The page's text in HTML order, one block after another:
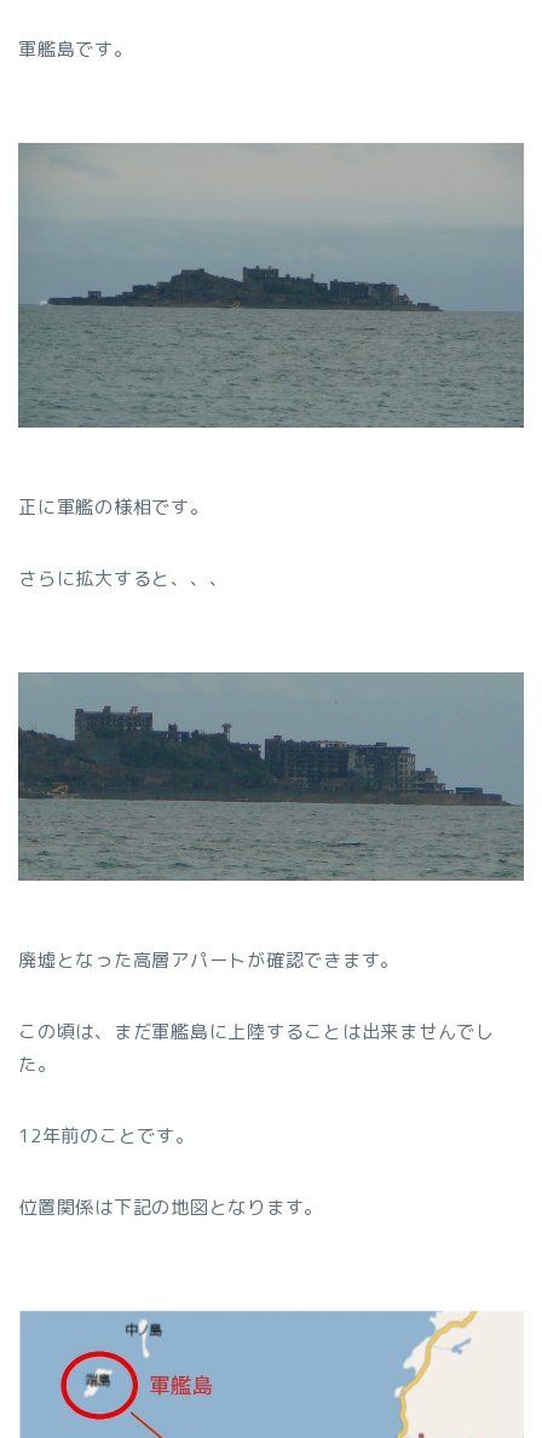
軍艦島です。
正に軍艦の様相です。
さらに拡大すると、、、
廃墟となった高層アパートが確認できます。
この頃は、まだ軍艦島に上陸することは出来ませんでし
た。
12年前のことです。
位置関係は下記の地図となります。